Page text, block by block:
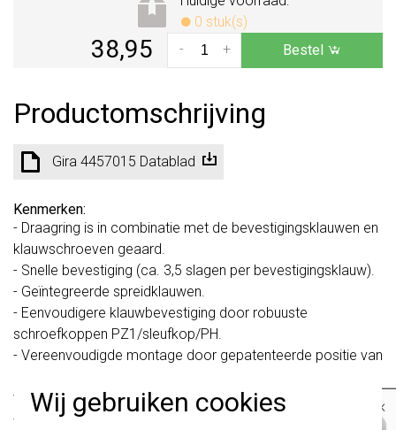
Wij gebruiken cookies
0 stuk(s)
38,95 +
- Bestel
Productomschrijving
Gira 4457015 Datablad
Kenmerken:
- Draagring is in combinatie met de bevestigingsklauwen en
klauwschroeven geaard.
- Snelle bevestiging (ca. 3,5 slagen per bevestigingsklauw).
- Geïntegreerde spreidklauwen.
- Eenvoudigere klauwbevestiging door robuuste
schroefkoppen PZ1/sleufkop/PH.
- Vereenvoudigde montage door gepatenteerde positie van
van de contactdoos.
- Geringe inbouwdiepte.
×